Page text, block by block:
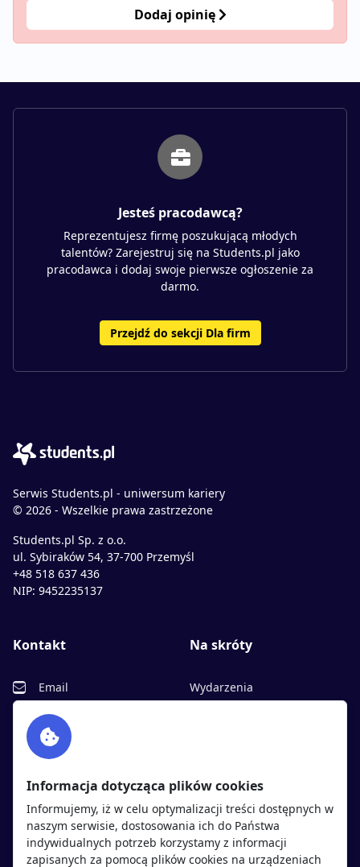
Dodaj opinię
Jesteś pracodawcą?
Reprezentujesz firmę poszukującą młodych
talentów? Zarejestruj się na Students.pl jako
pracodawca i dodaj swoje pierwsze ogłoszenie za
darmo.
Przejdź do sekcji Dla firm
Serwis Students.pl - uniwersum kariery
© 2026 - Wszelkie prawa zastrzeżone
Students.pl Sp. z o.o.
ul. Sybiraków 54, 37-700 Przemyśl
+48 518 637 436
NIP: 9452235137
Kontakt
Email
Facebook
Twitter
Na skróty
Wydarzenia
Polityka cookies
Polityka prywatności
Kandydaci Pracodawcy
Informacja dotycząca plików cookies
Informujemy, iż w celu optymalizacji treści dostępnych w
naszym serwisie, dostosowania ich do Państwa
indywidualnych potrzeb korzystamy z informacji
zapisanych za pomocą plików cookies na urządzeniach